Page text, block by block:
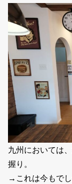
九州においては
握り。
→これは今もでし